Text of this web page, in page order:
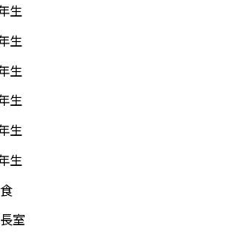
生
生
生
生
生
生
室